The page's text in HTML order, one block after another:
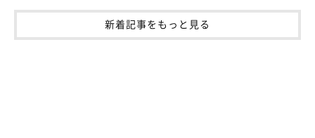
新着記事をもっと見る